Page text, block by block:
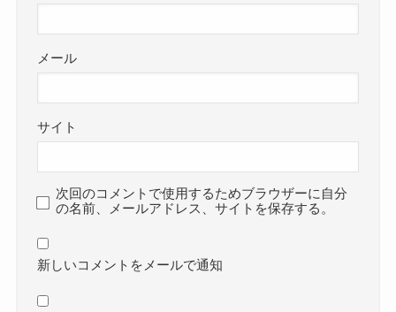
メール
サイト
次回のコメントで使用するためブラウザーに自分
の名前、メールアドレス、サイトを保存する。
新しいコメントをメールで通知